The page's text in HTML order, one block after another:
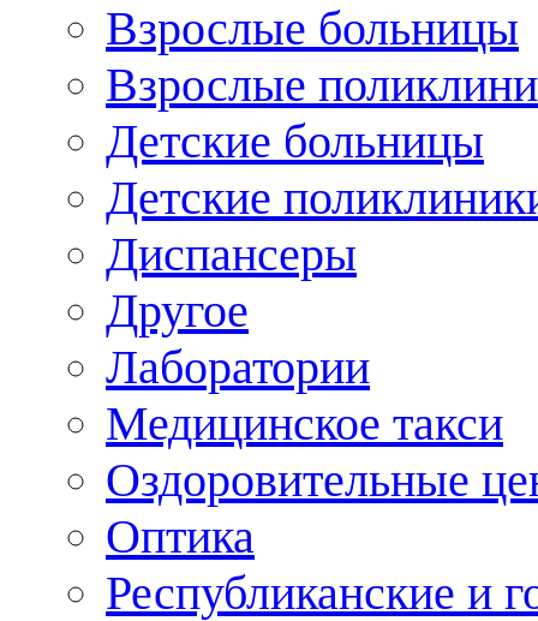
Взрослые больницы
Взрослые
Детские больницы
Детские
Диспансеры
Другое
Лаборатории
Медицинское такси
Оздоровительные
Оптика
Республиканские и